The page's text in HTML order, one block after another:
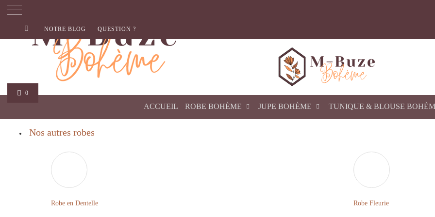
0
NOTRE BLOG QUESTION ?
ACCUEIL ROBE BOHÈME JUPE BOHÈME TUNIQUE & BLOUSE
Nos autres robes
Robe en Dentelle Robe Fleurie